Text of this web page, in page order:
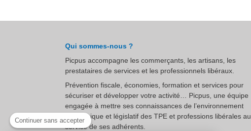
Qui sommes-nous ?
Picpus accompagne les commerçants, les artisans, les
prestataires de services et les professionnels libéraux.
Prévention fiscale, économies, formation et services pour
sécuriser et développer votre activité… Picpus, une équipe
engagée à mettre ses connaissances de l’environnement
économique et législatif des TPE et professions libérales au
service de ses adhérents.
Continuer sans accepter